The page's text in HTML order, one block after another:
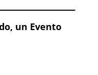
un Evento